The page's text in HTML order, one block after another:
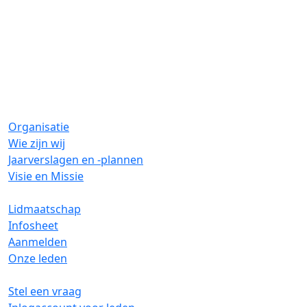
Organisatie
Wie zijn wij
Jaarverslagen en -plannen
Visie en Missie
Lidmaatschap
Infosheet
Aanmelden
Onze leden
Stel een vraag